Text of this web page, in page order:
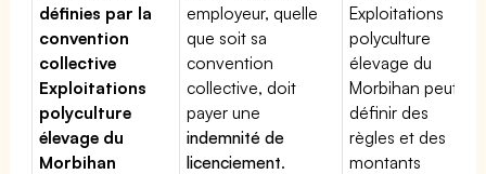
définies par la
convention
collective
Exploitations
polyculture
élevage du
Morbihan
employeur, quelle
que soit sa
convention
collective, doit
payer une
indemnité de
licenciement.
Exploitations
polyculture
élevage du
Morbihan peut
définir des
règles et des
montants